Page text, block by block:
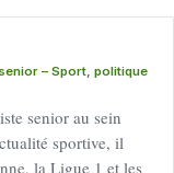
– Sport, politique
senior au sein
sportive, il
la Ligue 1 et les